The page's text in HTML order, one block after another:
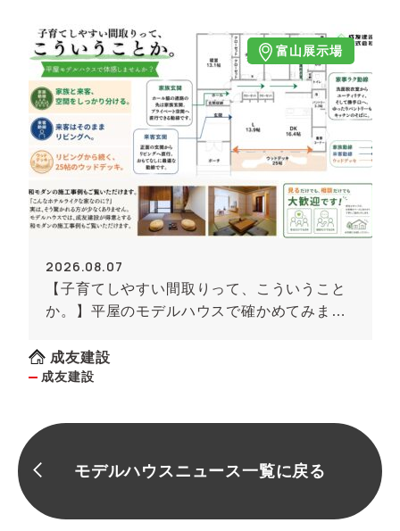
富山展示場
2026.08.07
【子育てしやすい間取りって、こういうこと
か。】平屋のモデルハウスで確かめてみませ
成友建設
成友建設
モデルハウスニュース一覧に戻る